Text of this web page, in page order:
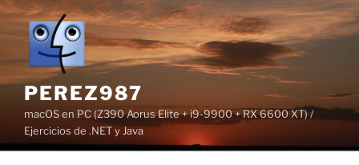
Saltar
contenido
PEREZ987
macOS en PC (Z390 Aorus Elite + i9-9900 + RX 6600 XT) /
Ejercicios de .NET y Java